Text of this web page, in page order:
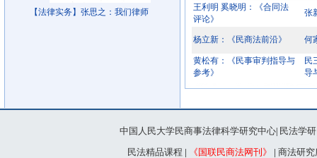
【法律实务】张思之：我们律师
王利明 奚晓明：《合同法
评论》
张
杨立新：《民商法前沿》 何
黄松有：《民事审判指导与
参考》
民
导
中国人民大学民商事法律科学研究中心| 民法学
民法精品课程 | 《国联民商法网刊》 | 商法研究